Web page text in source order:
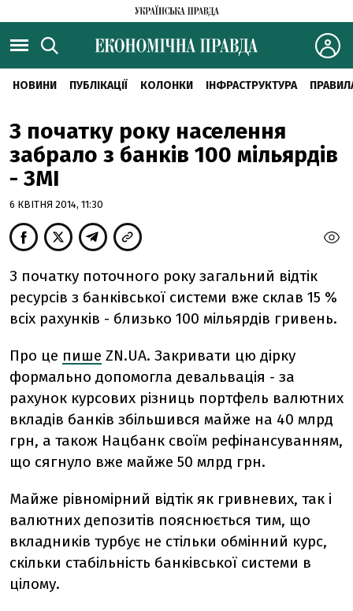
НОВИНИ ПУБЛІКАЦІЇ КОЛОНКИ ІНФРАСТРУКТУРА
З початку року населення
забрало з банків 100 мільярдів
- ЗМІ
6 КВІТНЯ 2014, 11:30
З початку поточного року загальний відтік
ресурсів з банківської системи вже склав 15 %
всіх рахунків - близько 100 мільярдів гривень.
Про це пише ZN.UA. Закривати цю дірку
формально допомогла девальвація - за
рахунок курсових різниць портфель валютних
вкладів банків збільшився майже на 40 млрд
грн, а також Нацбанк своїм рефінансуванням,
що сягнуло вже майже 50 млрд грн.
Майже рівномірний відтік як гривневих, так і
валютних депозитів пояснюється тим, що
вкладників турбує не стільки обмінний курс,
скільки стабільність банківської системи в
цілому.